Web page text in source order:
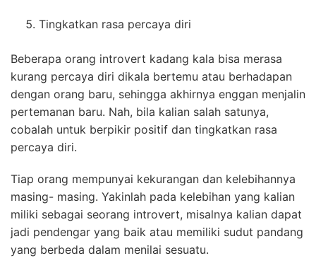
Tingkatkan rasa percaya diri
Beberapa orang introvert kadang kala bisa merasa
kurang percaya diri dikala bertemu atau berhadapan
dengan orang baru, sehingga akhirnya enggan menjalin
pertemanan baru. Nah, bila kalian salah satunya,
cobalah untuk berpikir positif dan tingkatkan rasa
percaya diri.
Tiap orang mempunyai kekurangan dan kelebihannya
masing- masing. Yakinlah pada kelebihan yang kalian
miliki sebagai seorang introvert, misalnya kalian dapat
jadi pendengar yang baik atau memiliki sudut pandang
yang berbeda dalam menilai sesuatu.